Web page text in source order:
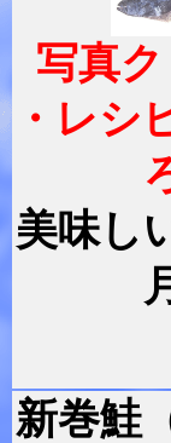
写真
・レシ
美味し
新巻鮭